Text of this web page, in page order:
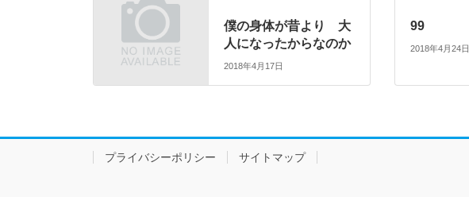
僕の身体が昔より 大
人になったからなのか
2018年4月17日
99
2018年4月24日
プライバシーポリシー サイトマップ